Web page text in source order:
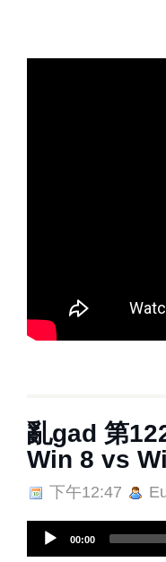
亂gad 第
Win 8 vs
下午12:47
00:00